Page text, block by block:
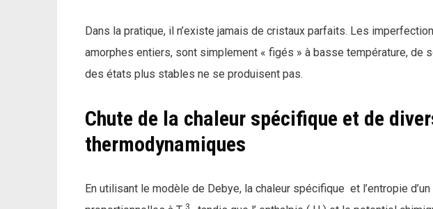
Dans la pratique, il n’existe jamais de cristaux parfaits. Les
amorphes entiers, sont simplement « figés » à basse température, de
des états plus stables ne se produisent pas.
Chute de la chaleur spécifique et de
thermodynamiques
En utilisant le modèle de Debye, la chaleur spécifique et l’entropie
3